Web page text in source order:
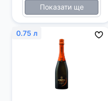
Показати ще
0.75 л